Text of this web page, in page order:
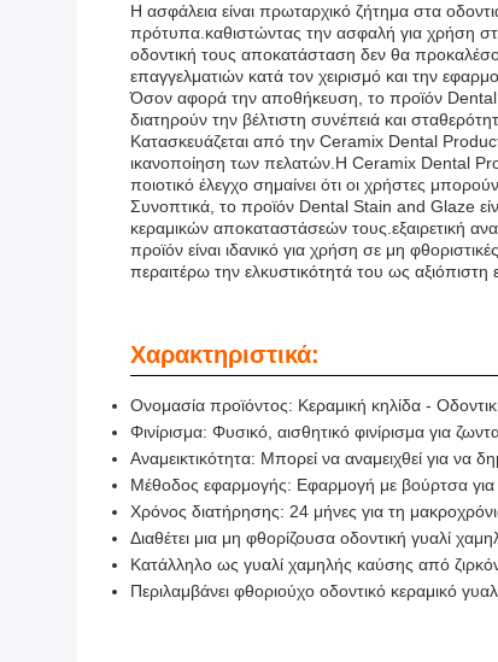
Η ασφάλεια είναι πρωταρχικό ζήτημα στα
πρότυπα.καθιστώντας την ασφαλή για χρήση
οδοντική τους αποκατάσταση δεν θα
επαγγελματιών κατά τον χειρισμό και την
Όσον αφορά την αποθήκευση, το προϊόν Dental
διατηρούν την βέλτιστη συνέπειά και
Κατασκευάζεται από την Ceramix Dental
ικανοποίηση των πελατών.Η Ceramix Dental
ποιοτικό έλεγχο σημαίνει ότι οι χρήστες
Συνοπτικά, το προϊόν Dental Stain and Glaze
κεραμικών αποκαταστάσεών τους.εξαιρετική
προϊόν είναι ιδανικό για χρήση σε μη
περαιτέρω την ελκυστικότητά του ως αξιόπιστη
Χαρακτηριστικά:
Ονομασία προϊόντος: Κεραμική κηλίδα -
Φινίρισμα: Φυσικό, αισθητικό φινίρισμα για
Αναμεικτικότητα: Μπορεί να αναμειχθεί για να
Μέθοδος εφαρμογής: Εφαρμογή με βούρτσα για
Χρόνος διατήρησης: 24 μήνες για τη
Διαθέτει μια μη φθορίζουσα οδοντική γυαλί
Κατάλληλο ως γυαλί χαμηλής καύσης από
Περιλαμβάνει φθοριούχο οδοντικό κεραμικό